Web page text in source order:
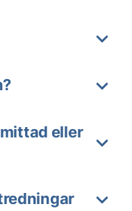
eller